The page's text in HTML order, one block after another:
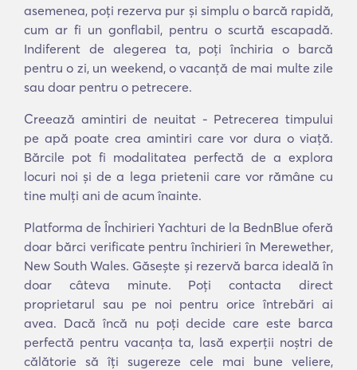
asemenea, poți rezerva pur și simplu o barcă rapidă,
cum ar fi un gonflabil, pentru o scurtă escapadă.
Indiferent de alegerea ta, poți închiria o barcă
pentru o zi, un weekend, o vacanță de mai multe zile
sau doar pentru o petrecere.
Creează amintiri de neuitat - Petrecerea timpului
pe apă poate crea amintiri care vor dura o viață.
Bărcile pot fi modalitatea perfectă de a explora
locuri noi și de a lega prietenii care vor rămâne cu
tine mulți ani de acum înainte.
Platforma de Închirieri Yachturi de la BednBlue oferă
doar bărci verificate pentru închirieri în Merewether,
New South Wales. Găsește și rezervă barca ideală în
doar câteva minute. Poți contacta direct
proprietarul sau pe noi pentru orice întrebări ai
avea. Dacă încă nu poți decide care este barca
perfectă pentru vacanța ta, lasă experții noștri de
călătorie să îți sugereze cele mai bune veliere,